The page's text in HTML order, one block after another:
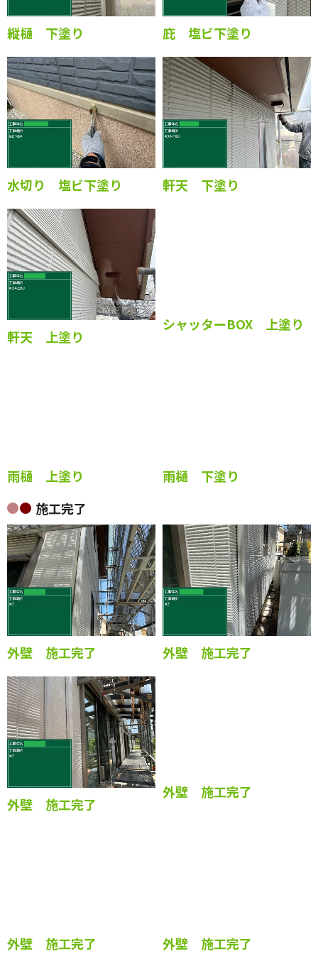
縦樋 下塗り 庇 塩ビ下塗り
水切り 塩ビ下塗り 軒天 下塗り
軒天 上塗り シャッターBOX 上塗り
雨樋 上塗り
雨樋 下塗り
施工完了
外壁 施工完了 外壁 施工完了
外壁 施工完了